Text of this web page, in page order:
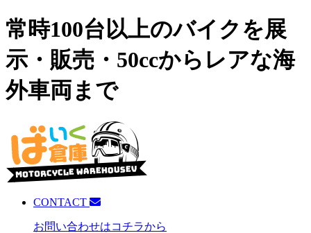
常時100台以上のバイクを展
示・販売・50ccからレアな海
外車両まで
CONTACT
お問い合わせはコチラから